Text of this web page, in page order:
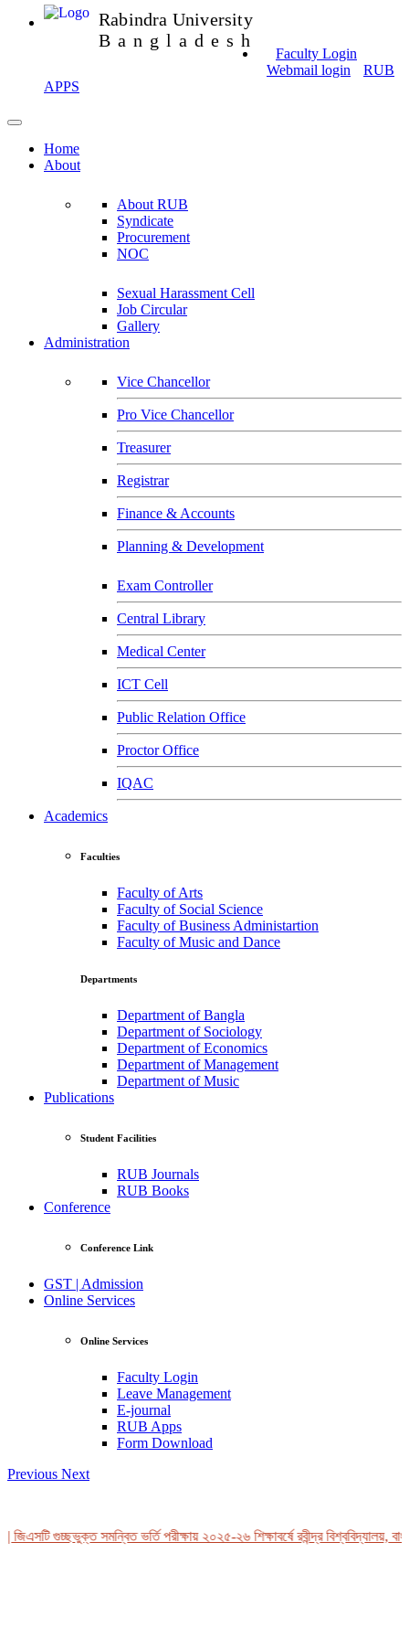
Rabindra University
Bangladesh
Faculty Login
Webmail login
RUB
APPS
Home
About
About RUB
Syndicate
Procurement
NOC
Sexual Harassment Cell
Job Circular
Gallery
Administration
Vice Chancellor
Pro Vice Chancellor
Treasurer
Registrar
Finance & Accounts
Planning & Development
Exam Controller
Central Library
Medical Center
ICT Cell
Public Relation Office
Proctor Office
IQAC
Academics
Faculties
Faculty of Arts
Faculty of Social Science
Faculty of Business Administartion
Faculty of Music and Dance
Departments
Department of Bangla
Department of Sociology
Department of Economics
Department of Management
Department of Music
Publications
Student Facilities
RUB Journals
RUB Books
Conference
Conference Link
GST | Admission
Online Services
Online Services
Faculty Login
Leave Management
E-journal
RUB Apps
Form Download
Previous Next
গুচ্ছভুক্ত সমন্বিত ভর্তি পরীক্ষায় ২০২৫-২৬ শিক্ষাবর্ষে রবীন্দ্র বিশ্ববিদ্যালয়,